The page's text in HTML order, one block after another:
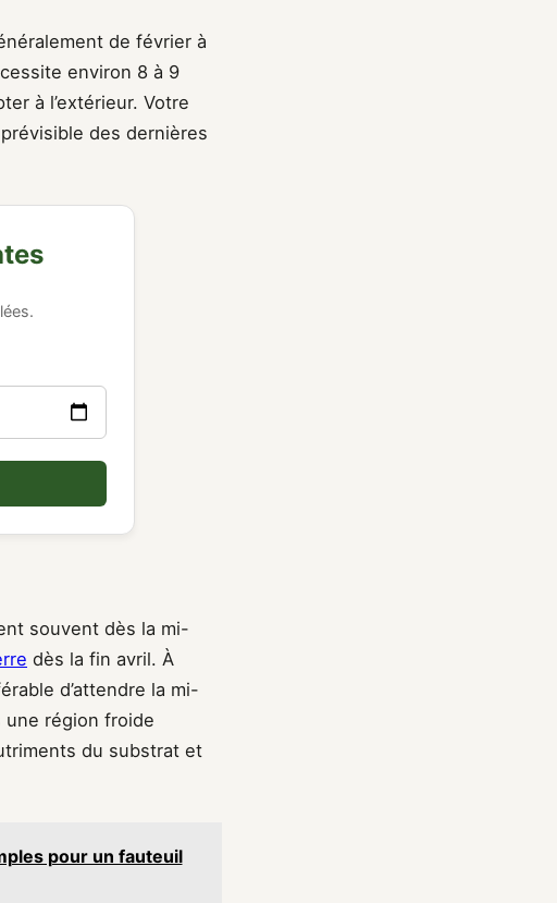
de février à
environ 8 à 9
à l’extérieur. Votre
des dernières
souvent dès la mi-
dès la fin avril. À
d’attendre la mi-
une région froide
du substrat et
pour un fauteuil